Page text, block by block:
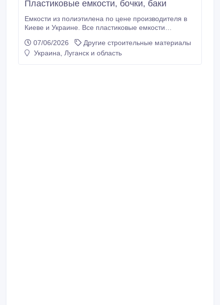
Пластиковые емкости, бочки, баки
Емкости из полиэтилена по цене производителя в
Киеве и Украине. Все пластиковые емкости
технологии, что повышает прочность и
выносливость емкости в несколько раз.
07/06/2026
Другие строительные материалы
Украина, Луганск и область